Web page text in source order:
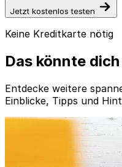
Jetzt kostenlos testen
Keine Kreditkarte nötig
Das könnte
Entdecke weitere
Einblicke, Tipps und